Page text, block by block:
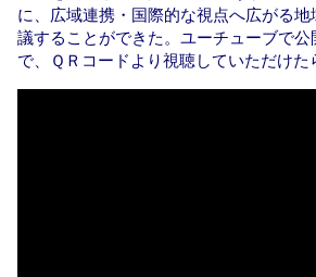
に、広域連携・国際的な視点へ広がる
議することができた。ユーチューブで
で、ＱＲコードより視聴していただけた